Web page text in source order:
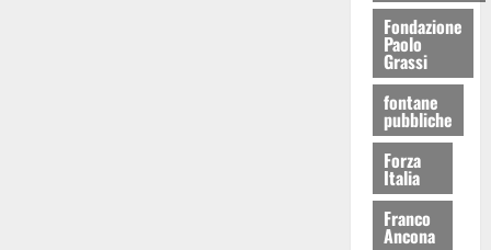
Fondazione
Paolo
Grassi
fontane
pubbliche
Forza
Italia
Franco
Ancona